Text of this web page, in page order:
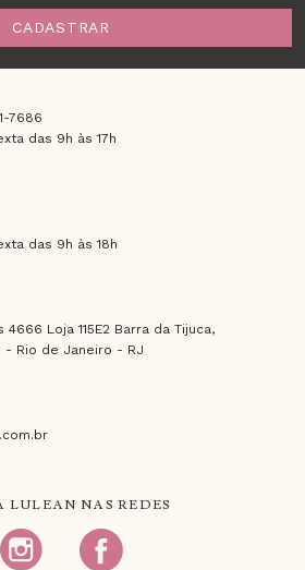
CADASTRAR
7686
das 9h às 17h
das 9h às 18h
4666 Loja 115E2 Barra da Tijuca,
- Rio de Janeiro - RJ
LULEAN NAS REDES